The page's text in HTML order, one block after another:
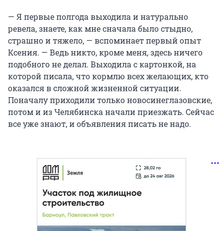
— Я первые полгода выходила и натурально
ревела, знаете, как мне сначала было стыдно,
страшно и тяжело, — вспоминает первый опыт
Ксения. — Ведь никто, кроме меня, здесь ничего
подобного не делал. Выходила с картонкой, на
которой писала, что кормлю всех желающих, кто
оказался в сложной жизненной ситуации.
Поначалу приходили только новосинеглазовские,
потом и из Челябинска начали приезжать. Сейчас
все уже знают, и объявления писать не надо.